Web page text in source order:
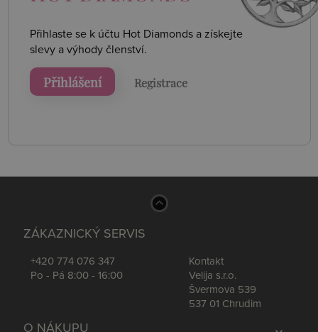
Přihlaste se k účtu Hot Diamonds a získejte
slevy a výhody členství.
Přihlášení Registrace
ZÁKAZNICKÝ SERVIS
+420 774 076 347
Po - Pá 8:00 - 16:00
Kontakt
Velija s.r.o.
Švermova 539
537 01 Chrudim
O NÁKUPU